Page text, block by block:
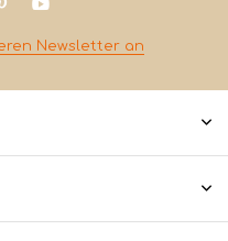
Newsletter an